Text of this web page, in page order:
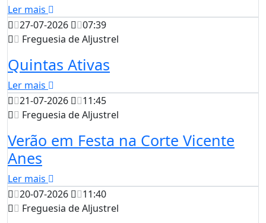
Ler mais
27-07-2026
07:39
Freguesia de Aljustrel
Quintas Ativas
Ler mais
21-07-2026
11:45
Freguesia de Aljustrel
Verão em Festa na Corte Vicente
Anes
Ler mais
20-07-2026
11:40
Freguesia de Aljustrel